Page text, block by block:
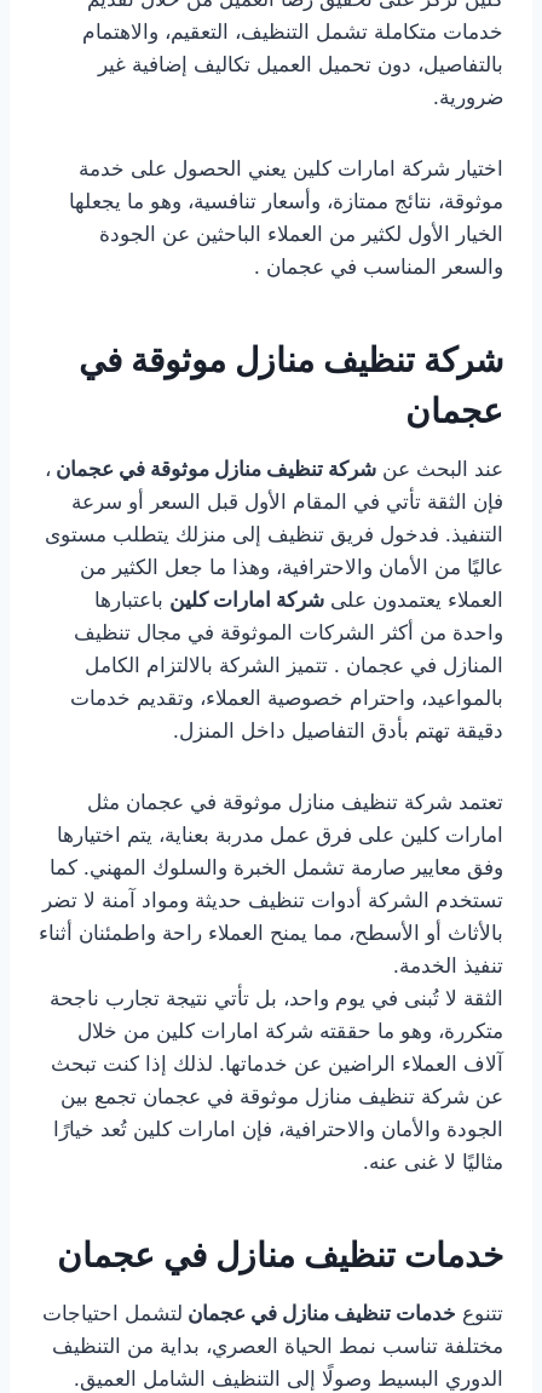
خدمات متكاملة تشمل التنظيف، التعقيم، والاهتمام
بالتفاصيل، دون تحميل العميل تكاليف إضافية غير
ضرورية.
اختيار شركة امارات كلين يعني الحصول على خدمة
موثوقة، نتائج ممتازة، وأسعار تنافسية، وهو ما يجعلها
الخيار الأول لكثير من العملاء الباحثين عن الجودة
والسعر المناسب في عجمان .
شركة تنظيف منازل موثوقة في
عجمان
عند البحث عن شركة تنظيف منازل موثوقة في عجمان ،
فإن الثقة تأتي في المقام الأول قبل السعر أو سرعة
التنفيذ. فدخول فريق تنظيف إلى منزلك يتطلب مستوى
عاليًا من الأمان والاحترافية، وهذا ما جعل الكثير من
العملاء يعتمدون على شركة امارات كلين باعتبارها
واحدة من أكثر الشركات الموثوقة في مجال تنظيف
المنازل في عجمان . تتميز الشركة بالالتزام الكامل
بالمواعيد، واحترام خصوصية العملاء، وتقديم خدمات
دقيقة تهتم بأدق التفاصيل داخل المنزل.
تعتمد شركة تنظيف منازل موثوقة في عجمان مثل
امارات كلين على فرق عمل مدربة بعناية، يتم اختيارها
وفق معايير صارمة تشمل الخبرة والسلوك المهني. كما
تستخدم الشركة أدوات تنظيف حديثة ومواد آمنة لا تضر
بالأثاث أو الأسطح، مما يمنح العملاء راحة واطمئنان أثناء
تنفيذ الخدمة.
الثقة لا تُبنى في يوم واحد، بل تأتي نتيجة تجارب ناجحة
متكررة، وهو ما حققته شركة امارات كلين من خلال
آلاف العملاء الراضين عن خدماتها. لذلك إذا كنت تبحث
عن شركة تنظيف منازل موثوقة في عجمان تجمع بين
الجودة والأمان والاحترافية، فإن امارات كلين تُعد خيارًا
مثاليًا لا غنى عنه.
خدمات تنظيف منازل في عجمان
تتنوع خدمات تنظيف منازل في عجمان لتشمل احتياجات
مختلفة تناسب نمط الحياة العصري، بداية من التنظيف
الدوري البسيط وصولًا إلى التنظيف الشامل العميق.